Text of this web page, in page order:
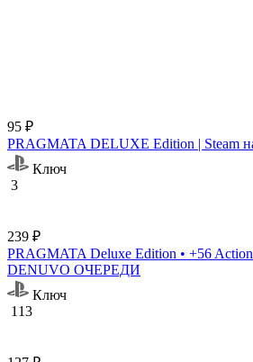
95 ₽
PRAGMATA DELUXE Edition | Steam
Ключ
3
239 ₽
PRAGMATA Deluxe Edition • +56
DENUVO ОЧЕРЕДИ
Ключ
113